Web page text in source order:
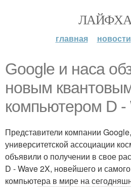
главная новости
Google и наса
новым
компьютером D -
Представители компании
университетской ассоциации
объявили о получении в свое
D - Wave 2X, новейшего и
компьютера в мире на